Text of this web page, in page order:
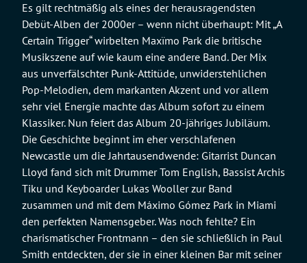
Es gilt rechtmäßig als eines der herausragendsten
Debüt-Alben der 2000er – wenn nicht überhaupt: Mit „A
Certain Trigger“ wirbelten Maxïmo Park die britische
Musikszene auf wie kaum eine andere Band. Der Mix
aus unverfälschter Punk-Attitüde, unwiderstehlichen
Pop-Melodien, dem markanten Akzent und vor allem
sehr viel Energie machte das Album sofort zu einem
Klassiker. Nun feiert das Album 20-jähriges Jubiläum.
Die Geschichte beginnt im eher verschlafenen
Newcastle um die Jahrtausendwende: Gitarrist Duncan
Lloyd fand sich mit Drummer Tom English, Bassist Archis
Tiku und Keyboarder Lukas Wooller zur Band
zusammen und mit dem Máximo Gómez Park in Miami
den perfekten Namensgeber. Was noch fehlte? Ein
charismatischer Frontmann – den sie schließlich in Paul
Smith entdeckten, der sie in einer kleinen Bar mit seiner